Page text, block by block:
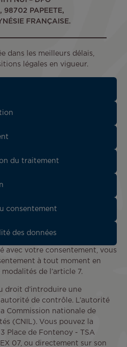
PAPEETE,
FRANÇAISE.
dans les meilleurs délais,
légales en vigueur.
du traitement
consentement
des données
avec votre consentement, vous
à tout moment en
de l’article 7.
droit d’introduire une
de contrôle. L’autorité
Commission nationale de
(CNIL). Vous pouvez la
Place de Fontenoy - TSA
07, ou directement sur son